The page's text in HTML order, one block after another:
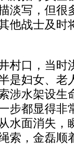
淡写，但很
他战士及时
口，当时
是妇女、老
涉水架设生
步都显得非
水面消失，
索，金磊顺